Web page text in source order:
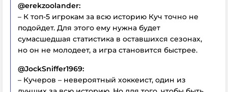
@erekzoolander:
– К топ-5 игрокам за всю историю Куч точно не
подойдет. Для этого ему нужна будет
сумасшедшая статистика в оставшихся сезонах,
но он не молодеет, а игра становится быстрее.
@JockSniffer1969:
– Кучеров – невероятный хоккеист, один из